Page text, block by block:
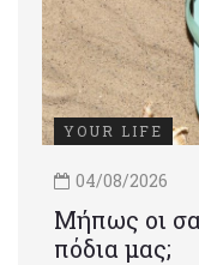
YOUR LIFE
04/08/2026
Μήπως οι
πόδια μας;